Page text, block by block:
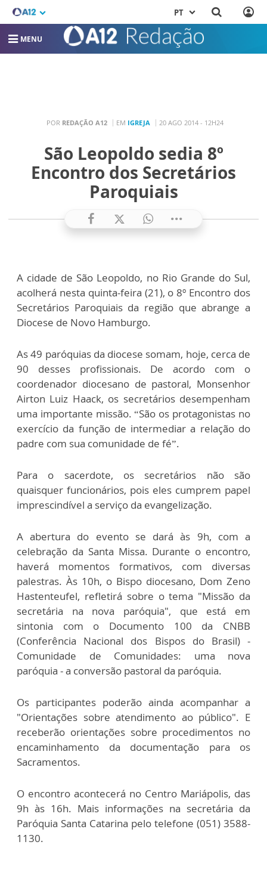
PT
MENU
POR REDAÇÃO A12 EM IGREJA 20 AGO 2014 - 12H24
São Leopoldo sedia 8º
Encontro dos Secretários
Paroquiais
A cidade de São Leopoldo, no Rio Grande do Sul,
acolherá nesta quinta-feira (21), o 8º Encontro dos
Secretários Paroquiais da região que abrange a
Diocese de Novo Hamburgo.
As 49 paróquias da diocese somam, hoje, cerca de
90 desses profissionais. De acordo com o
coordenador diocesano de pastoral, Monsenhor
Airton Luiz Haack, os secretários desempenham
uma importante missão. “São os protagonistas no
exercício da função de intermediar a relação do
padre com sua comunidade de fé”.
Para o sacerdote, os secretários não são
quaisquer funcionários, pois eles cumprem papel
imprescindível a serviço da evangelização.
A abertura do evento se dará às 9h, com a
celebração da Santa Missa. Durante o encontro,
haverá momentos formativos, com diversas
palestras. Às 10h, o Bispo diocesano, Dom Zeno
Hastenteufel, refletirá sobre o tema "Missão da
secretária na nova paróquia", que está em
sintonia com o Documento 100 da CNBB
(Conferência Nacional dos Bispos do Brasil) -
Comunidade de Comunidades: uma nova
paróquia - a conversão pastoral da paróquia.
Os participantes poderão ainda acompanhar a
"Orientações sobre atendimento ao público". E
receberão orientações sobre procedimentos no
encaminhamento da documentação para os
Sacramentos.
O encontro acontecerá no Centro Mariápolis, das
9h às 16h. Mais informações na secretária da
Paróquia Santa Catarina pelo telefone (051) 3588-
1130.